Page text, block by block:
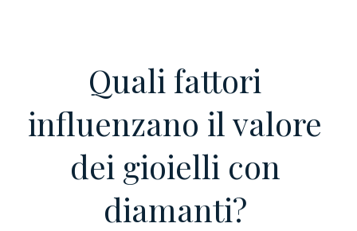
Quali fattori
influenzano il valore
dei gioielli con
diamanti?